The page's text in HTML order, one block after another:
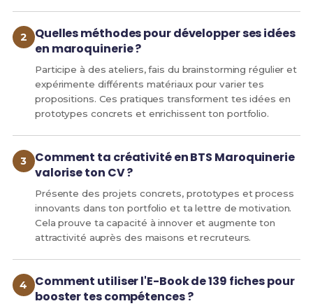
Quelles méthodes pour développer ses idées
en maroquinerie ?
Participe à des ateliers, fais du brainstorming régulier et
expérimente différents matériaux pour varier tes
propositions. Ces pratiques transforment tes idées en
prototypes concrets et enrichissent ton portfolio.
Comment ta créativité en BTS Maroquinerie
valorise ton CV ?
Présente des projets concrets, prototypes et process
innovants dans ton portfolio et ta lettre de motivation.
Cela prouve ta capacité à innover et augmente ton
attractivité auprès des maisons et recruteurs.
Comment utiliser l'E-Book de 139 fiches pour
booster tes compétences ?